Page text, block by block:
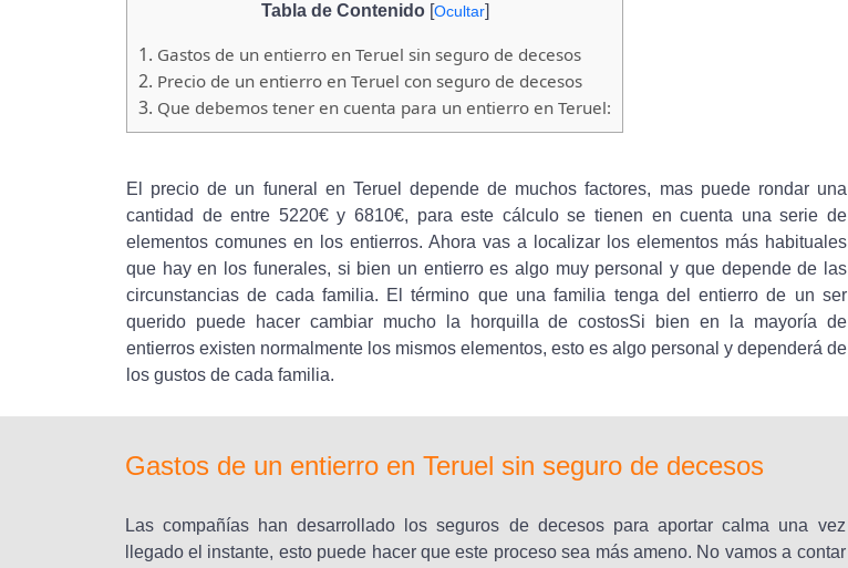
Tabla de Contenido [Ocultar]
1. Gastos de un entierro en Teruel sin seguro de decesos
2. Precio de un entierro en Teruel con seguro de decesos
3. Que debemos tener en cuenta para un entierro en Teruel:
El precio de un funeral en Teruel depende de muchos factores, mas puede rondar una
cantidad de entre 5220€ y 6810€, para este cálculo se tienen en cuenta una serie de
elementos comunes en los entierros. Ahora vas a localizar los elementos más habituales
que hay en los funerales, si bien un entierro es algo muy personal y que depende de las
circunstancias de cada familia. El término que una familia tenga del entierro de un ser
querido puede hacer cambiar mucho la horquilla de costosSi bien en la mayoría de
entierros existen normalmente los mismos elementos, esto es algo personal y dependerá de
los gustos de cada familia.
Gastos de un entierro en Teruel sin seguro de decesos
Las compañías han desarrollado los seguros de decesos para aportar calma una vez
llegado el instante, esto puede hacer que este proceso sea más ameno. No vamos a contar